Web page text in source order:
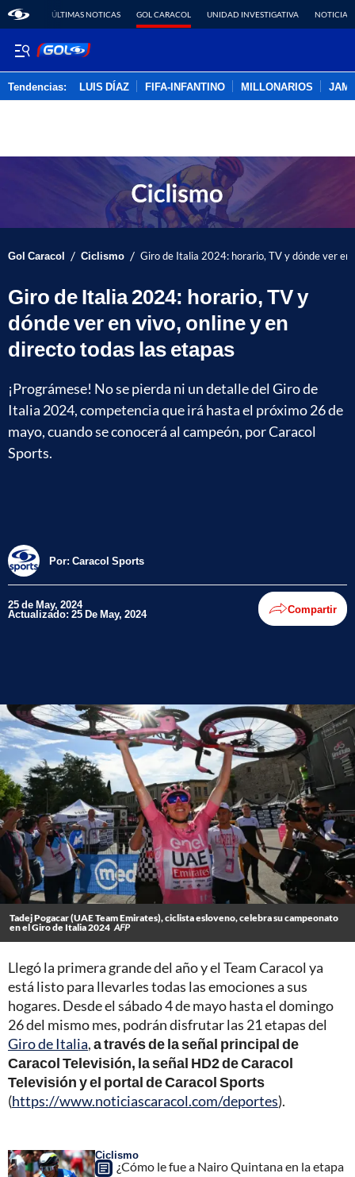
ÚLTIMAS NOTICAS GOL CARACOL UNIDAD INVESTIGATIVA NOTICIAS
Tendencias: LUIS DÍAZ FIFA-INFANTINO MILLONARIOS
Gol Caracol / Ciclismo / Giro de Italia 2024: horario, TV y dónde ver
Giro de Italia 2024: horario, TV y
dónde ver en vivo, online y en
directo todas las etapas
¡Prográmese! No se pierda ni un detalle del Giro de
Italia 2024, competencia que irá hasta el próximo 26 de
mayo, cuando se conocerá al campeón, por Caracol
Sports.
Por: Caracol Sports
25 de May, 2024
Actualizado: 25 De May, 2024 Compartir
Tadej Pogacar (UAE Team Emirates), ciclista esloveno, celebra su campeonato
en el Giro de Italia 2024 AFP
Llegó la primera grande del año y el Team Caracol ya
está listo para llevarles todas las emociones a sus
hogares. Desde el sábado 4 de mayo hasta el domingo
26 del mismo mes, podrán disfrutar las 21 etapas del
Giro de Italia,a través de la señal principal de
Caracol Televisión, la señal HD2 de Caracol
Televisión y el portal de Caracol Sports
(https://www.noticiascaracol.com/deportes).
Ciclismo
¿Cómo le fue a Nairo Quintana en la etapa